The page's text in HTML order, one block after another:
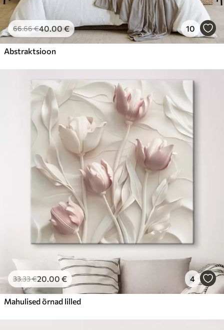
66.66€40.00€ 10
Abstraktsioon
33.33€20.00 € 4
Mahulised õrnad lilled